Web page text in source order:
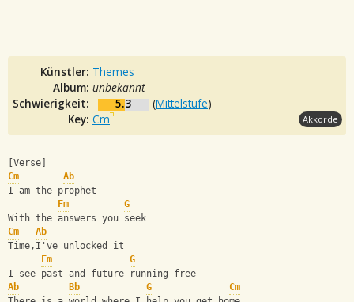
Künstler: Themes
Album: unbekannt
Schwierigkeit:
5.3 (Mittelstufe)
Key: Cm Akkorde
[Verse]
Cm
Ab
I am the prophet
Fm
G
With the answers you seek
Cm
Ab
Time,I've unlocked it
Fm
G
I see past and future running free
Ab
Bb G
Cm